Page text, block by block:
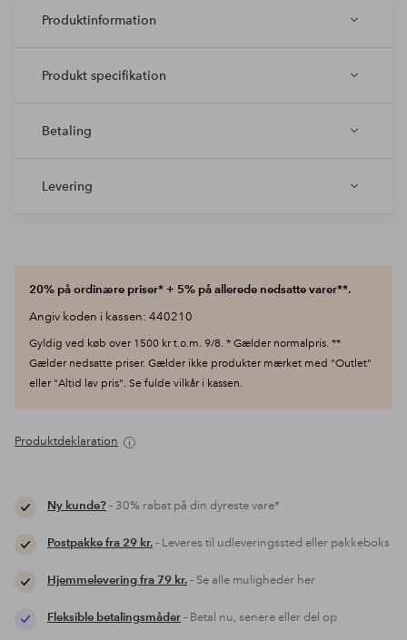
Produktinformation
Produkt specifikation
Betaling
Levering
20% på ordinære priser* + 5% på allerede nedsatte varer**.
Angiv koden i kassen: 440210
Gyldig ved køb over 1500 kr t.o.m. 9/8. * Gælder normalpris. **
Gælder nedsatte priser. Gælder ikke produkter mærket med "Outlet"
eller "Altid lav pris". Se fulde vilkår i kassen.
Produktdeklaration
Ny kunde?- 30% rabat på din dyreste vare*
Postpakke fra 29 kr.- Leveres til udleveringssted eller pakkeboks
Hjemmelevering fra 79 kr.- Se alle muligheder her
Fleksible betalingsmåder- Betal nu, senere eller del op